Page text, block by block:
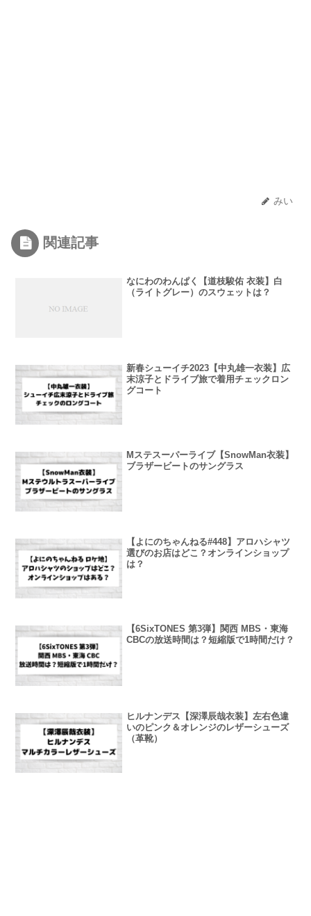
みい
関連記事
なにわのわんぱく【道枝駿佑 衣装】白
（ライトグレー）のスウェットは？
新春シューイチ2023【中丸雄一衣装】広
末涼子とドライブ旅で着用チェックロン
グコート
Mステスーパーライブ【SnowMan衣装】
ブラザービートのサングラス
【よにのちゃんねる#448】アロハシャツ
選びのお店はどこ？オンラインショップ
は？
【6SixTONES 第3弾】関西 MBS・東海
CBCの放送時間は？短縮版で1時間だけ？
ヒルナンデス【深澤辰哉衣装】左右色違
いのピンク＆オレンジのレザーシューズ
（革靴）